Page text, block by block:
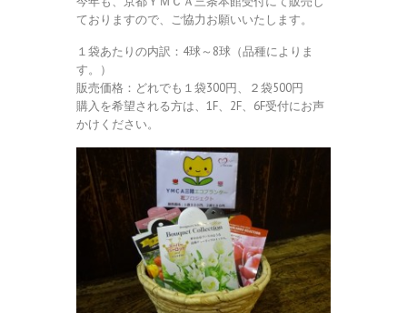
ておりますので、ご協力お願いいたします。
１袋あたりの内訳：4球～8球（品種によりま
す。）
販売価格：どれでも１袋300円、２袋500円
購入を希望される方は、1F、2F、6F受付にお声
かけください。